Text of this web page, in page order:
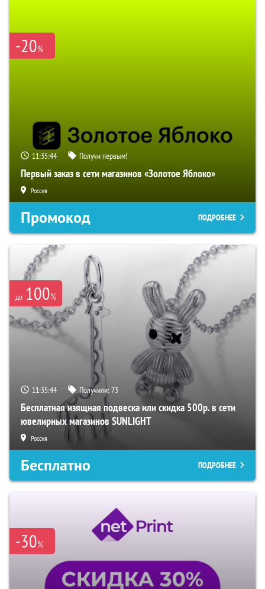
-20%
11:35:42 Получи первым!
Первый заказ в сети магазинов «Золотое Яблоко»
Россия
Промокод ПОДРОБНЕЕ
до 100%
11:35:42 Получили:73
Бесплатная изящная подвеска или скидка 500р. в сети
ювелирных магазинов SUNLIGHT
Россия
Бесплатно ПОДРОБНЕЕ
-30%